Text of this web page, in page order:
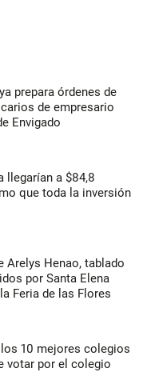
prepara órdenes de
de empresario
Envigado
llegarían a $84,8
que toda la inversión
Arelys Henao, tablado
por Santa Elena
Feria de las Flores
10 mejores colegios
votar por el colegio